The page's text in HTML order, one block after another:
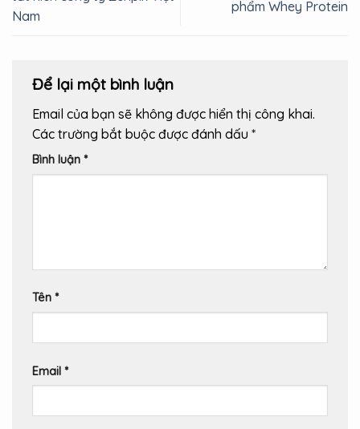
Nam
phẩm Whey Protein
Để lại một bình luận
Email của bạn sẽ không được hiển thị công khai.
Các trường bắt buộc được đánh dấu *
Bình luận *
Tên *
Email *